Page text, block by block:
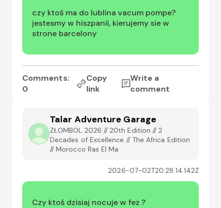
czy ktoś ma do lublina vacum pompe?
jestesmy w hiszpanii, kierujemy sie w
strone barcelony
Comments:
0
Copy
link
Write a
comment
Talar Adventure Garage
ZŁOMBOL 2026 // 20th Edition // 2
Decades of Excellence // The Africa Edition
// Morocco Ras El Ma
2026-07-02T20:28:14.142Z
Czy ktoś dzisiaj nocuje w fez ?